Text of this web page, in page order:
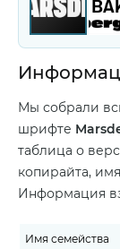
Мы собрали
шрифте
таблица о
копирайта,
Информация
Имя семейства